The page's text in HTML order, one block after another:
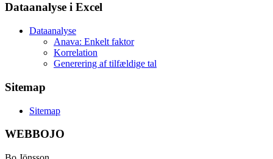
Dataanalyse i Excel
Dataanalyse
Anava: Enkelt faktor
Korrelation
Generering af tilfældige tal
Sitemap
Sitemap
WEBBOJO